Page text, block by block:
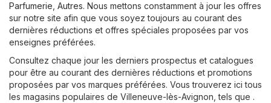
Parfumerie Autres. Nous mettons constamment à jour les offres
sur notre site afin que vous soyez toujours au courant des
dernières réductions et offres spéciales proposées par vos
enseignes préférées.
Consultez chaque jour les derniers prospectus et catalogues
pour être au courant des dernières réductions et promotions
proposées par vos marques préférées. Vous trouverez ici tous
les magasins populaires de Villeneuve-lès-Avignon, tels que .